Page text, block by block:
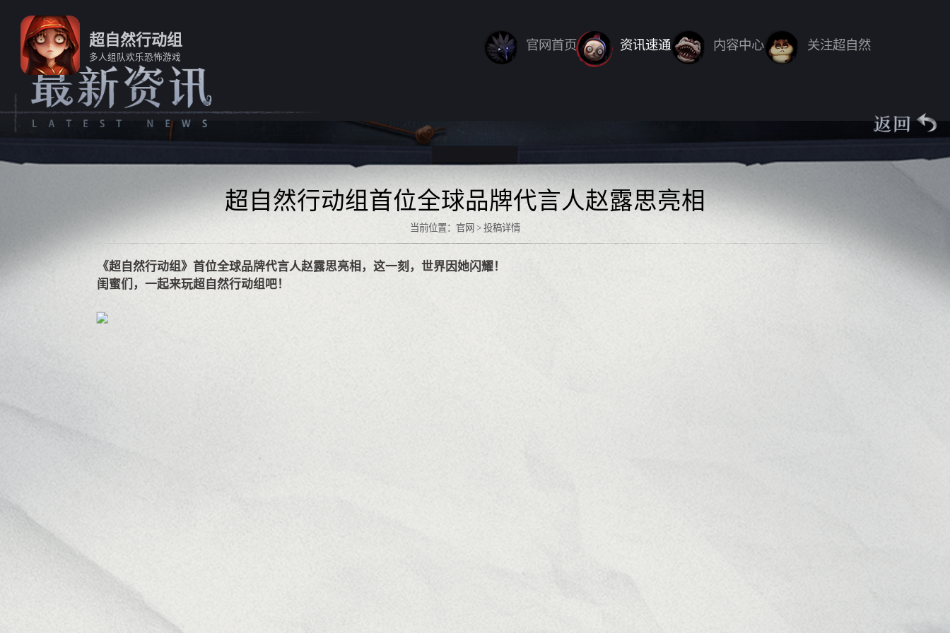
超自然行动组
多人组队欢乐恐怖游戏
官网首页 资讯速通 内容中心 关注超自然
超自然行动组首位全球品牌代言人赵露思亮相
当前位置：官网 > 投稿详情
《超自然行动组》首位全球品牌代言人赵露思亮相，这一刻，世界因她闪耀！
闺蜜们，一起来玩超自然行动组吧！